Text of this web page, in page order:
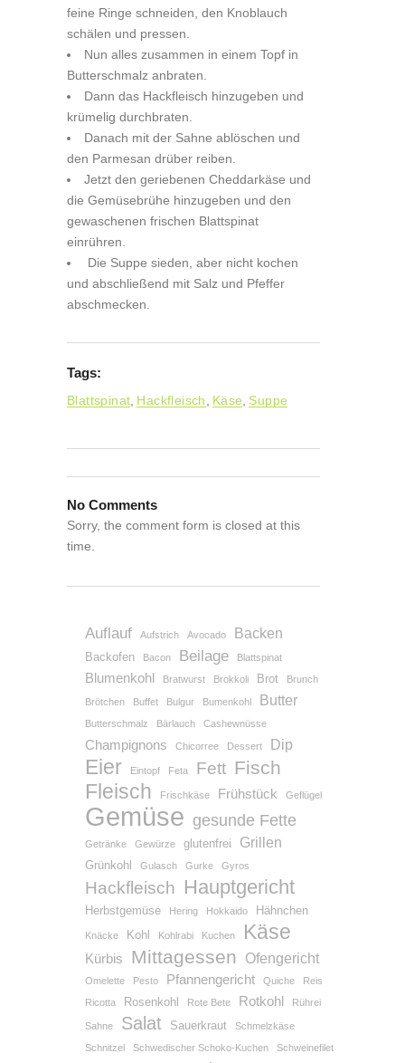
feine Ringe schneiden, den Knoblauch
schälen und pressen.
Nun alles zusammen in einem Topf in
Butterschmalz anbraten.
Dann das Hackfleisch hinzugeben und
krümelig durchbraten.
Danach mit der Sahne ablöschen und
den Parmesan drüber reiben.
Jetzt den geriebenen Cheddarkäse und
die Gemüsebrühe hinzugeben und den
gewaschenen frischen Blattspinat
einrühren.
Die Suppe sieden, aber nicht kochen
und abschließend mit Salz und Pfeffer
abschmecken.
Tags:
Blattspinat Hackfleisch Käse Suppe
No Comments
Sorry, the comment form is closed at this
time.
Auflauf Aufstrich Avocado Backen
Backofen Bacon Beilage Blattspinat
Blumenkohl Bratwurst Brokkoli Brot Brunch
Brötchen Buffet Bulgur Bumenkohl Butter
Butterschmalz Bärlauch Cashewnüsse
Champignons Chicorree Dessert Dip
Eier Eintopf Feta Fett Fisch
Fleisch Frischkäse Frühstück Geflügel
Gemüse gesunde Fette
Getränke Gewürze glutenfrei Grillen
Grünkohl Gulasch Gurke Gyros
Hackfleisch Hauptgericht
Herbstgemüse Hering Hokkaido Hähnchen
Knäcke Kohl Kohlrabi Kuchen Käse
Kürbis Mittagessen Ofengericht
Omelette Pesto Pfannengericht Quiche
Reis
Ricotta
Rosenkohl Rote Bete Rotkohl Rührei
Sahne Salat Sauerkraut
Schmelzkäse
Schnitzel
Schwedischer Schoko-Kuchen Schweinefilet